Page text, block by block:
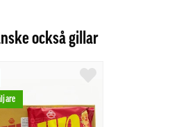
också gillar